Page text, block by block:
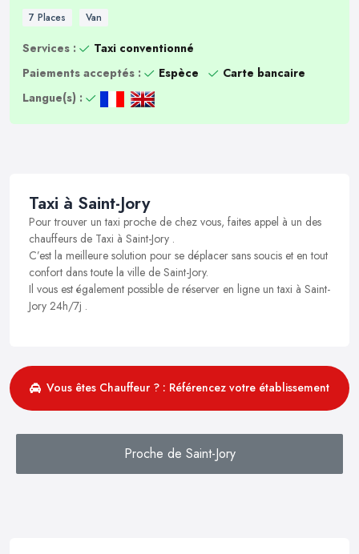
7 Places Van
Services :
Taxi conventionné
Paiements acceptés :
Espèce
Carte bancaire
Langue(s) :
Taxi à Saint-Jory
Pour trouver un taxi proche de chez vous, faites appel à un des
chauffeurs de Taxi à Saint-Jory .
C’est la meilleure solution pour se déplacer sans soucis et en tout
confort dans toute la ville de Saint-Jory.
Il vous est également possible de réserver en ligne un taxi à Saint-
Jory 24h/7j .
Vous êtes Chauffeur ? : Référencez votre établissement
Proche de Saint-Jory